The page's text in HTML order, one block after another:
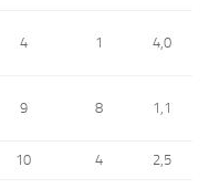
4 1 4,0
9 8 1,1
10 4 2,5